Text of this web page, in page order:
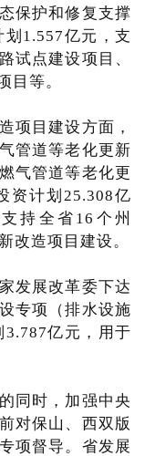
保护和修复支撑
1.557亿元，支
试点建设项目、
目等。
目建设方面，
管道等老化更新
气管道等老化更
资计划25.308亿
持全省16个州
改造项目建设。
发展改革委下达
专项（排水设施
亿元，用于
同时，加强中央
对保山、西双版
项督导。省发展